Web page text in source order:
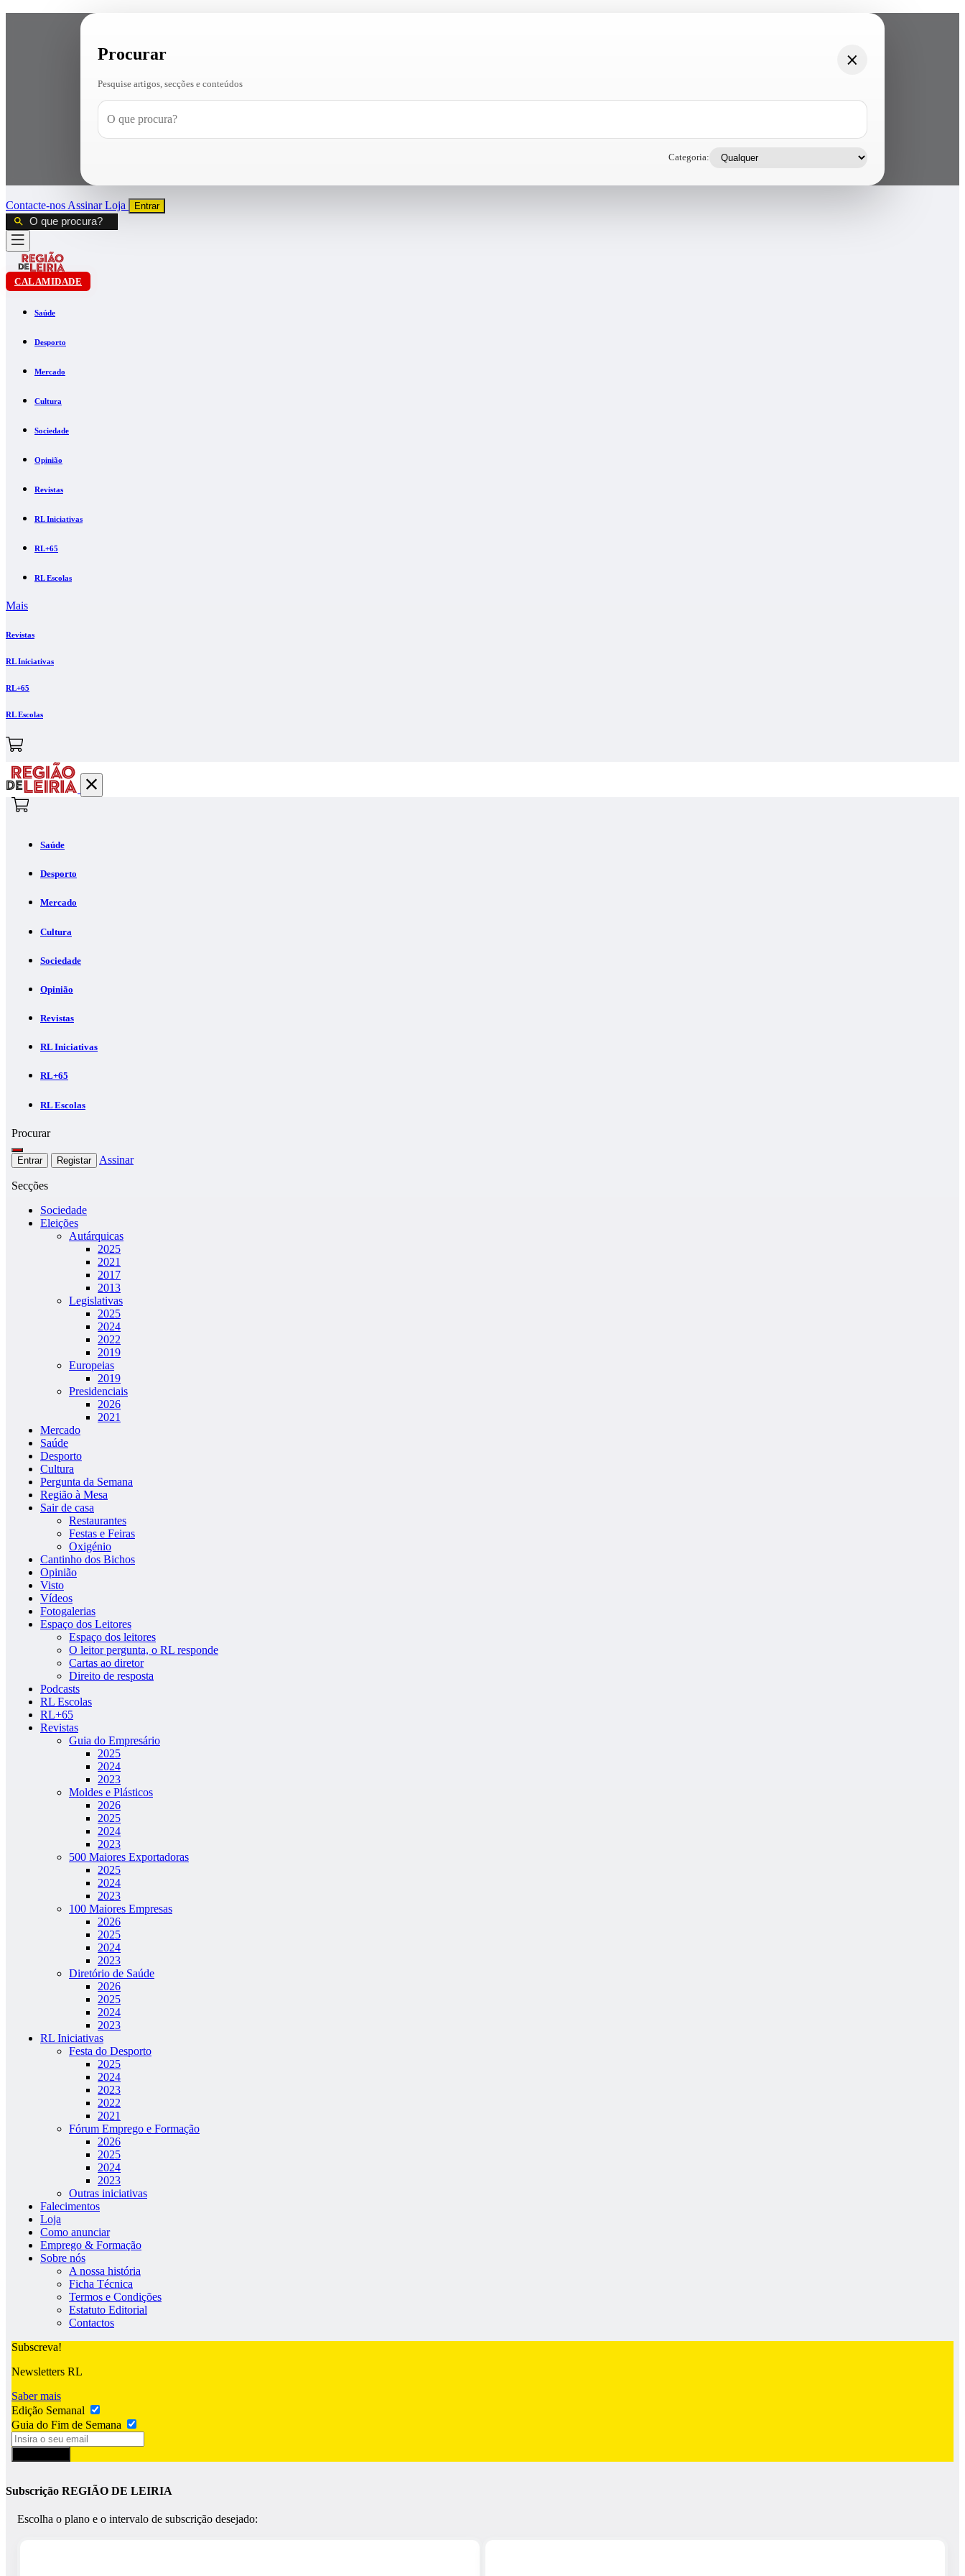
Procurar
Pesquise artigos, secções e conteúdos
Categoria:
Contacte-nos AssinarLoja Entrar
CALAMIDADE
Saúde
Desporto
Mercado
Cultura
Sociedade
Opinião
Revistas
RL Iniciativas
RL+65
RL Escolas
Mais
Revistas
RL Iniciativas
RL+65
RL Escolas
Saúde
Desporto
Mercado
Cultura
Sociedade
Opinião
Revistas
RL Iniciativas
RL+65
RL Escolas
Procurar
Entrar Registar Assinar
Secções
Sociedade
Eleições
Autárquicas
2025
2021
2017
2013
Legislativas
2025
2024
2022
2019
Europeias
2019
Presidenciais
2026
2021
Mercado
Saúde
Desporto
Cultura
Pergunta da Semana
Região à Mesa
Sair de casa
Restaurantes
Festas e Feiras
Oxigénio
Cantinho dos Bichos
Opinião
Visto
Vídeos
Fotogalerias
Espaço dos Leitores
Espaço dos leitores
O leitor pergunta, o RL responde
Cartas ao diretor
Direito de resposta
Podcasts
RL Escolas
RL+65
Revistas
Guia do Empresário
2025
2024
2023
Moldes e Plásticos
2026
2025
2024
2023
500 Maiores Exportadoras
2025
2024
2023
100 Maiores Empresas
2026
2025
2024
2023
Diretório de Saúde
2026
2025
2024
2023
RL Iniciativas
Festa do Desporto
2025
2024
2023
2022
2021
Fórum Emprego e Formação
2026
2025
2024
2023
Outras iniciativas
Falecimentos
Loja
Como anunciar
Emprego & Formação
Sobre nós
A nossa história
Ficha Técnica
Termos e Condições
Estatuto Editorial
Contactos
Subscreva!
Newsletters RL
Saber mais
Edição Semanal
Guia do Fim de Semana
Subscrição REGIÃO DE LEIRIA
Escolha o plano e o intervalo de subscrição desejado: